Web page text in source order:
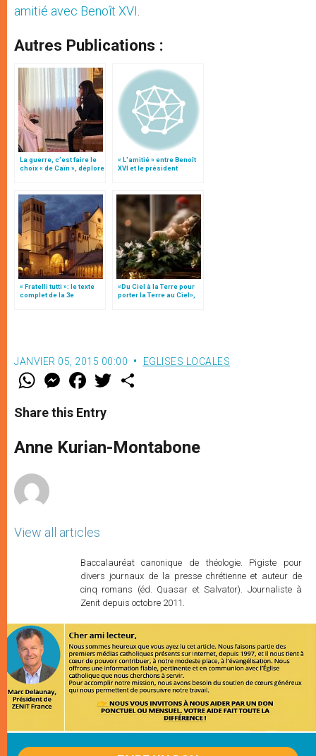
amitié avec Benoît XVI
Autres Publications :
La guerre, c’est faire le
choix « de Caïn », déplore
« L'amitié » entre Benoît
XVI et le président
« Fratelli tutti »: le texte
complet de la 3e
«Du Ciel à la Terre pour
porter la Terre au Ciel»,
JANVIER 05, 2015 00:00 EGLISES LOCALES
W
t
s
p
p
M
e
s
e
g
e
F
a
e
b
o
k
w
r
Share this Entry
Anne Kurian-Montabone
View all articles
Baccalauréat canonique de théologie. Pigiste pour
divers journaux de la presse chrétienne et auteur de
cinq romans (éd. Quasar et Salvator). Journaliste à
Zenit depuis octobre 2011.